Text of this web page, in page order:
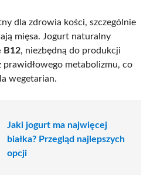
dla zdrowia kości, szczególnie
mięsa. Jogurt naturalny
B12, niezbędną do produkcji
metabolizmu, co
wegetarian.
Jaki jogurt ma najwięcej
białka? Przegląd najlepszych
opcji